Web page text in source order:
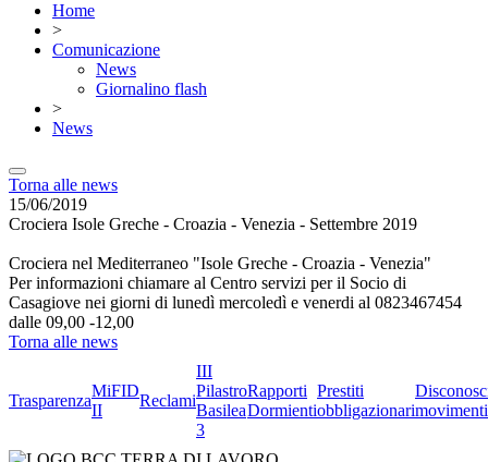
Home
>
Comunicazione
News
Giornalino flash
>
News
Torna alle news
15/06/2019
Crociera Isole Greche - Croazia - Venezia - Settembre 2019
Crociera nel Mediterraneo "Isole Greche - Croazia - Venezia"
Per informazioni chiamare al Centro servizi per il Socio di
Casagiove nei giorni di lunedì mercoledì e venerdi al 0823467454
dalle 09,00 -12,00
Torna alle news
Trasparenza
MiFID
II
Reclami
III
Pilastro
Basilea
3
Rapporti
Dormienti
Prestiti
obbligazionarimovimenti